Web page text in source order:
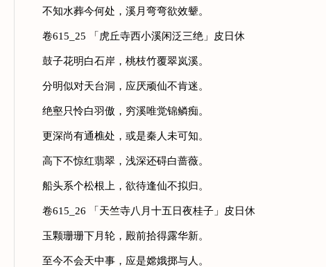
不知水葬今何处，溪月弯弯欲效颦。
卷615_25 「虎丘寺西小溪闲泛三绝」皮日休
鼓子花明白石岸，桃枝竹覆翠岚溪。
分明似对天台洞，应厌顽仙不肯迷。
绝壑只怜白羽傲，穷溪唯觉锦鳞痴。
更深尚有通樵处，或是秦人未可知。
高下不惊红翡翠，浅深还碍白蔷薇。
船头系个松根上，欲待逢仙不拟归。
卷615_26 「天竺寺八月十五日夜桂子」皮日休
玉颗珊珊下月轮，殿前拾得露华新。
至今不会天中事，应是嫦娥掷与人。